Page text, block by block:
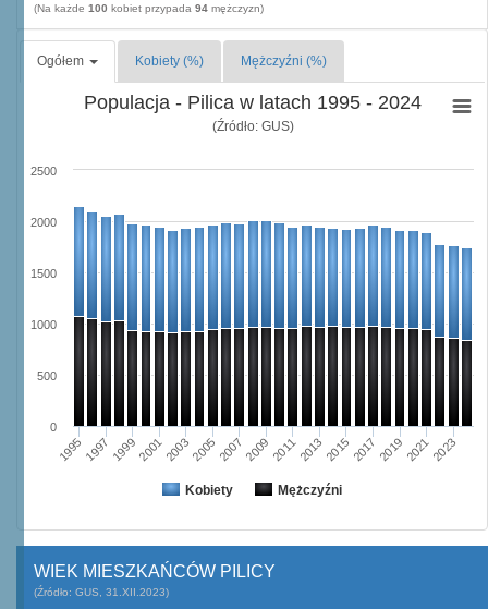
(Na każde 100 kobiet przypada 94 mężczyzn)
Ogółem Kobiety (%) Mężczyźni (%)
Populacja - Pilica w latach 1995 - 2024
(Źródło: GUS)
Kobiety Mężczyźni
19951997 1999200120032005200720092011201320152017 201920212023
0
500
1000
1500
2000
2500
WIEK MIESZKAŃCÓW PILICY
(Źródło: GUS, 31.XII.2023)